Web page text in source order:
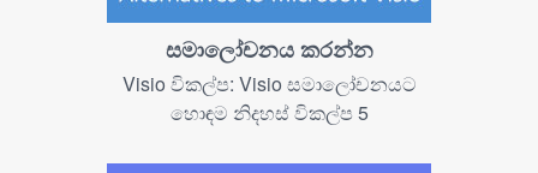
සමාලෝචනය කරන්න
Visio විකල්ප: Visio සමාලෝචනයට
හොඳම නිදහස් විකල්ප 5